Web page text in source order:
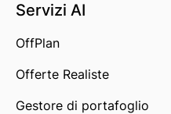
Servizi AI
OffPlan
Offerte Realiste
Gestore di portafoglio